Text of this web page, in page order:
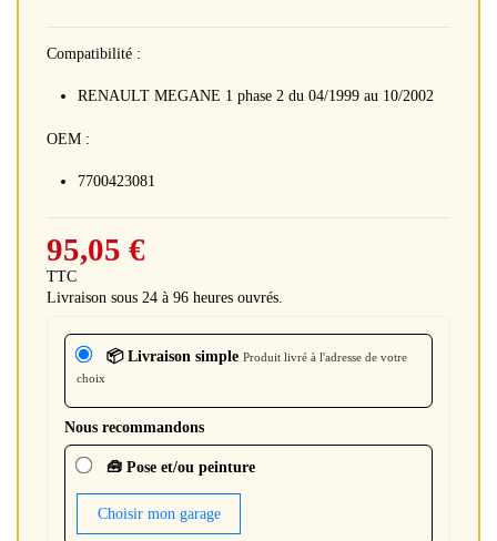
Compatibilité :
RENAULT MEGANE 1 phase 2 du 04/1999 au 10/2002
OEM :
7700423081
95,05 €
TTC
Livraison sous 24 à 96 heures ouvrés.
📦 Livraison simple Produit livré à l'adresse de votre
choix
Nous recommandons
🧰 Pose et/ou peinture
Choisir mon garage